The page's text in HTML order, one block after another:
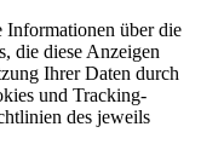
Informationen über die
die diese Anzeigen
Ihrer Daten durch
und Tracking-
des jeweils